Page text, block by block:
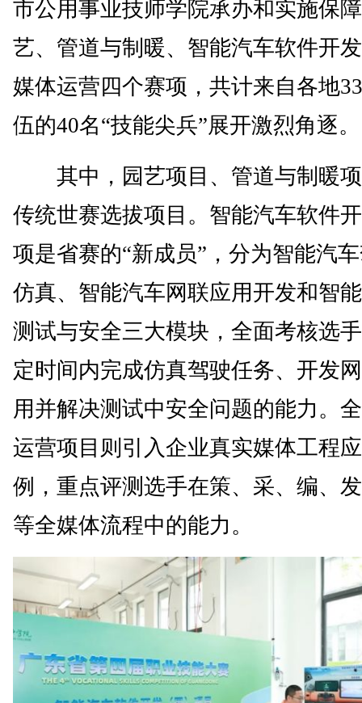
市公用事业技师学院承办和实施保
艺、管道与制暖、智能汽车软件开
媒体运营四个赛项，共计来自各地
伍的40名“技能尖兵”展开激烈角逐。
其中，园艺项目、管道与制暖
传统世赛选拔项目。智能汽车软件
项是省赛的“新成员”，分为智能汽
仿真、智能汽车网联应用开发和智
测试与安全三大模块，全面考核选
定时间内完成仿真驾驶任务、开发
用并解决测试中安全问题的能力。
运营项目则引入企业真实媒体工程
例，重点评测选手在策、采、编、
等全媒体流程中的能力。